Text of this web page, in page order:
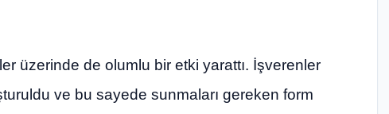
üzerinde de olumlu bir etki yarattı. İşverenler
ve bu sayede sunmaları gereken form